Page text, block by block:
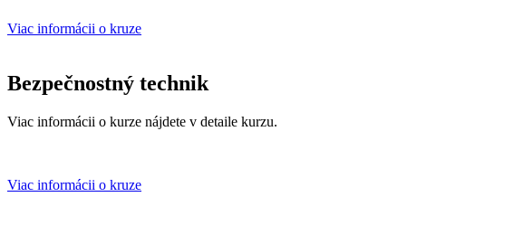
Viac informácii o kruze
Bezpečnostný technik
Viac informácii o kurze nájdete v detaile kurzu.
Viac informácii o kruze